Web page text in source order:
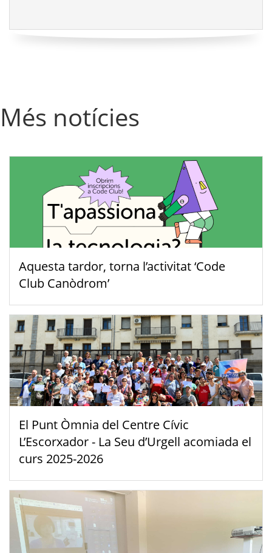
Més notícies
Aquesta tardor, torna l’activitat ‘Code
Club Canòdrom’
El Punt Òmnia del Centre Cívic
L’Escorxador - La Seu d’Urgell acomiada el
curs 2025-2026